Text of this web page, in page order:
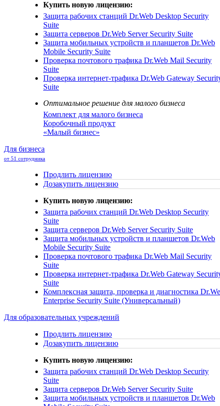
Купить новую лицензию:
Защита рабочих станций Dr.Web Desktop Security
Suite
Защита серверов Dr.Web Server Security Suite
Защита мобильных устройств и планшетов Dr.Web
Mobile Security Suite
Проверка почтового трафика Dr.Web Mail Security
Suite
Проверка интернет-трафика Dr.Web Gateway
Suite
Оптимальное решение для малого бизнеса
Комплект для малого бизнеса
Коробочный продукт
«Малый бизнес»
Для бизнеса
от 51 сотрудника
Продлить лицензию
Дозакупить лицензию
Купить новую лицензию:
Защита рабочих станций Dr.Web Desktop Security
Suite
Защита серверов Dr.Web Server Security Suite
Защита мобильных устройств и планшетов Dr.Web
Mobile Security Suite
Проверка почтового трафика Dr.Web Mail Security
Suite
Проверка интернет-трафика Dr.Web Gateway
Suite
Комплексная защита, проверка и диагностика
Enterprise Security Suite (Универсальный)
Для образовательных учреждений
Продлить лицензию
Дозакупить лицензию
Купить новую лицензию:
Защита рабочих станций Dr.Web Desktop Security
Suite
Защита серверов Dr.Web Server Security Suite
Защита мобильных устройств и планшетов Dr.Web